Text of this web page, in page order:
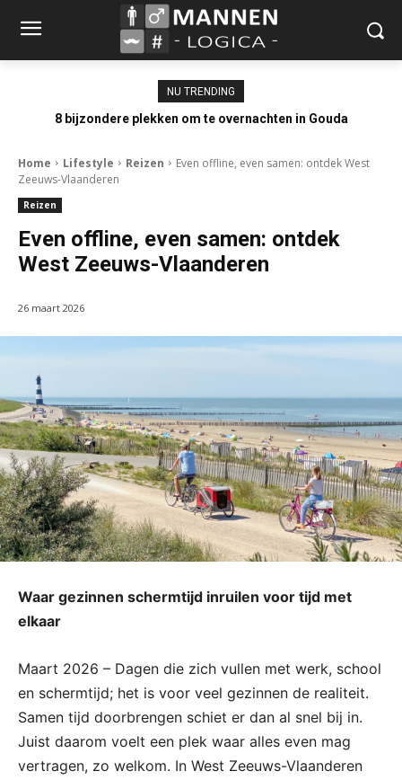
NU TRENDING
8 bijzondere plekken om te overnachten in Gouda
Home Lifestyle Reizen
Even offline, even samen: ontdek West
Zeeuws-Vlaanderen
Reizen
Even offline, even samen: ontdek
West Zeeuws-Vlaanderen
26 maart 2026
Waar gezinnen schermtijd inruilen voor tijd met
elkaar
Maart 2026 – Dagen die zich vullen met werk, school
en schermtijd; het is voor veel gezinnen de realiteit.
Samen tijd doorbrengen schiet er dan al snel bij in.
Juist daarom voelt een plek waar alles even mag
vertragen, zo welkom. In West Zeeuws-Vlaanderen